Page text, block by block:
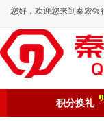
您好，欢迎您来到秦农银
积分换礼